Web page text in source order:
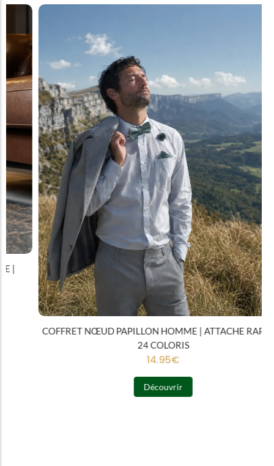
COFFRET NŒUD PAPILLON HOMME | ATTACHE RAPIDE |
24 COLORIS
€
Découvrir